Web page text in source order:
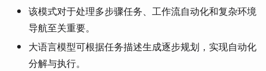
该模式对于处理多步骤任务、工作流自动化和复杂环境
导航至关重要。
大语言模型可根据任务描述生成逐步规划，实现自动化
分解与执行。